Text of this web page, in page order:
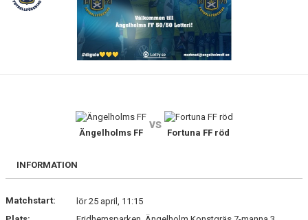
NYHETER
MEDLEMSANMÄLAN
Ängelholms FF
vs
Fortuna FF röd
INFORMATION
Matchstart:
lör 25 april, 11:15